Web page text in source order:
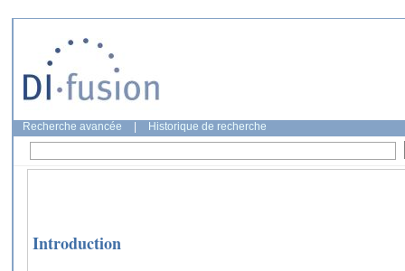
Recherche avancée Historique de recherche
Introduction